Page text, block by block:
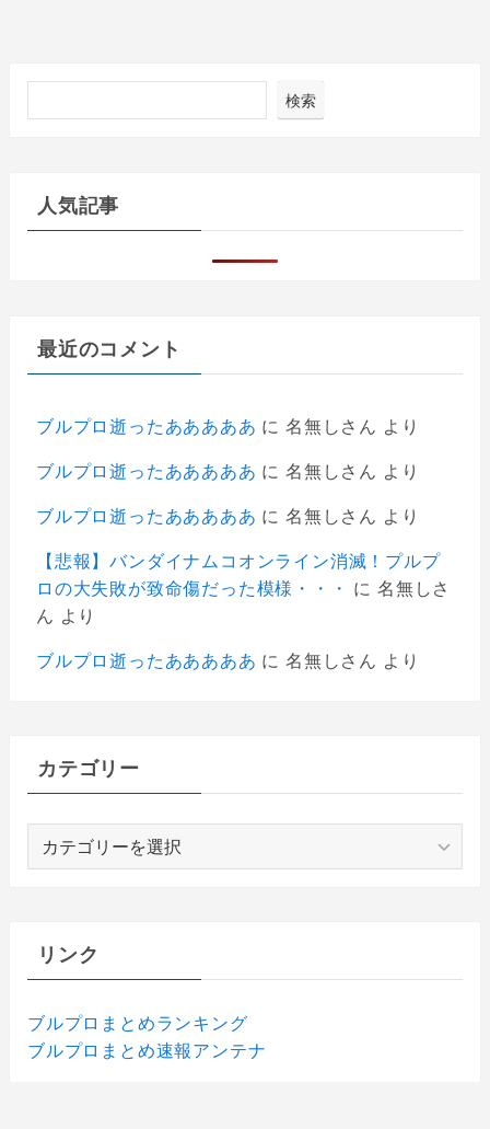
検索
人気記事
最近のコメント
ブルプロ逝ったあああああ に 名無しさん より
ブルプロ逝ったあああああ に 名無しさん より
ブルプロ逝ったあああああ に 名無しさん より
【悲報】バンダイナムコオンライン消滅！プルプ
ロの大失敗が致命傷だった模様・・・
に 名無しさ
ん
より
ブルプロ逝ったあああああ に 名無しさん より
カテゴリー
ーリンク
ブルプロまとめランキング
ブルプロまとめ速報アンテナ